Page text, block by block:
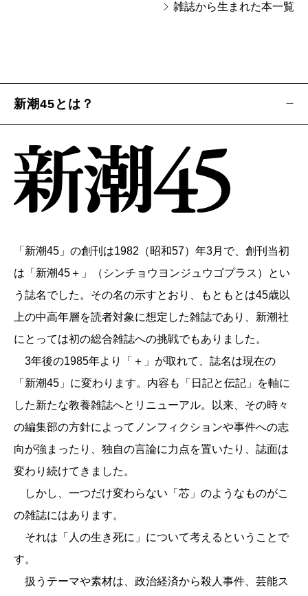
雑誌から生まれた本一覧
新潮45とは？
「新潮45」の創刊は1982（昭和57）年3月で、創刊当初
は「新潮45＋」（シンチョウヨンジュウゴプラス）とい
う誌名でした。その名の示すとおり、もともとは45歳以
上の中高年層を読者対象に想定した雑誌であり、新潮社
にとっては初の総合雑誌への挑戦でもありました。
3年後の1985年より「＋」が取れて、誌名は現在の
「新潮45」に変わります。内容も「日記と伝記」を軸に
した新たな教養雑誌へとリニューアル。以来、その時々
の編集部の方針によってノンフィクションや事件への志
向が強まったり、独自の言論に力点を置いたり、誌面は
変わり続けてきました。
しかし、一つだけ変わらない「芯」のようなものがこ
の雑誌にはあります。
それは「人の生き死に」について考えるということで
す。
扱うテーマや素材は、政治経済から殺人事件、芸能ス